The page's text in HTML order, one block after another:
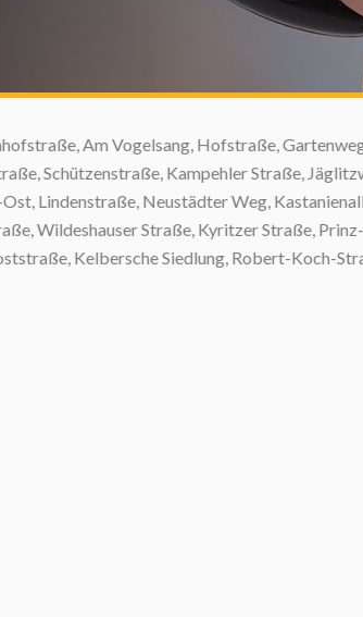
Am Vogelsang, Hofstraße,
Schützenstraße, Kampehler Straße,
Lindenstraße, Neustädter Weg,
Wildeshauser Straße, Kyritzer Straße,
Kelbersche Siedlung, Robert-Koch-